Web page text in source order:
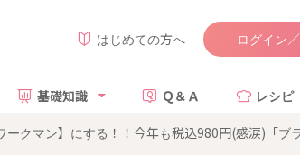
はじめての方へ ログイン
基礎知識 Ｑ＆Ａ レシピ
クマン】にする！！今年も税込980円(感涙)「ブ